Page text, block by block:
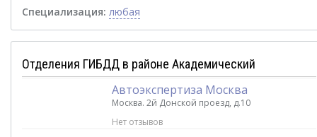
Специализация: любая
Отделения ГИБДД в районе Академический
Автоэкспертиза Москва
Москва. 2й Донской проезд, д.10
Нет отзывов